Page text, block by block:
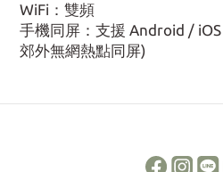
WiFi：雙頻
手機同屏：支援 Android /
郊外無網熱點同屏)